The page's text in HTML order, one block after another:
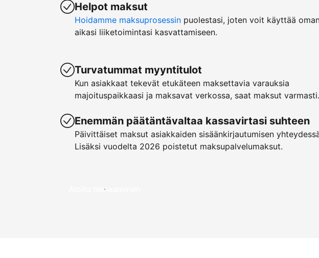
Helpot maksut
Hoidamme maksuprosessin puolestasi, joten voit käyttää
aikasi liiketoimintasi kasvattamiseen.
Turvatummat myyntitulot
Kun asiakkaat tekevät etukäteen maksettavia varauksia
majoituspaikkaasi ja maksavat verkossa, saat maksut varmasti.
Enemmän päätäntävaltaa kassavirtasi suhteen
Päivittäiset maksut asiakkaiden sisäänkirjautumisen
Lisäksi vuodelta 2026 poistetut maksupalvelumaksut.
Aloita tienaaminen